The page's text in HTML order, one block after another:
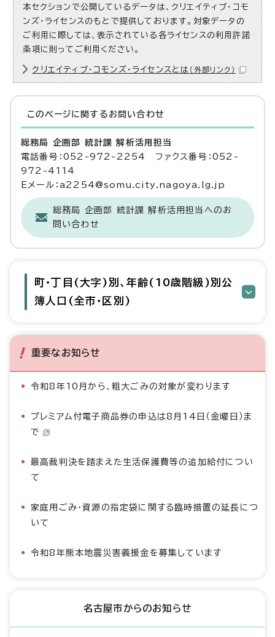
本セクションで公開しているデータは、クリエイティブ・コモ
ンズ・ライセンスのもとで提供しております。対象データの
ご利用に際しては、表示されている各ライセンスの利用許諾
条項に則ってご利用ください。
クリエイティブ・コモンズ・ライセンスとは （外部リンク）
このページに関する お問い合わせ
総務局 企画部 統計課 解析活用担当
電話番号：052-972-2254 ファクス番号：052-
972-4114
Eメール：a2254@somu.city.nagoya.lg.jp
総務局 企画部 統計課 解析活用担当へのお
問い合わせ
町・丁目(大字)別、年齢(10歳階級)別公
簿人口(全市・区別)
重要なお知らせ
令和8年10月から、粗大ごみの対象が変わります
プレミアム付電子商品券の申込は8月14日（金曜日）ま
で
最高裁判決を踏まえた生活保護費等の追加給付につい
て
家庭用ごみ・資源の指定袋に関する臨時措置の延長につ
いて
令和8年熊本地震災害義援金を募集しています
名古屋市からのお知らせ